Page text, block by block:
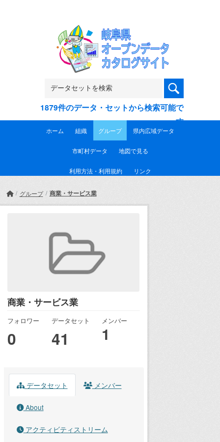
1879件のデータ・セットから検索可能で
す
ホーム 組織 グループ 県内広域データ
市町村データ 地図で見る
利用方法・利用規約 リンク
グループ 商業・サービス業
商業・サービス業
フォロワー
0
データセット
41
メンバー
1
データセット メンバー
About
アクティビティストリーム